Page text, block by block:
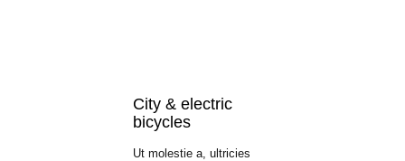
City & electric
bicycles
Ut molestie a, ultricies